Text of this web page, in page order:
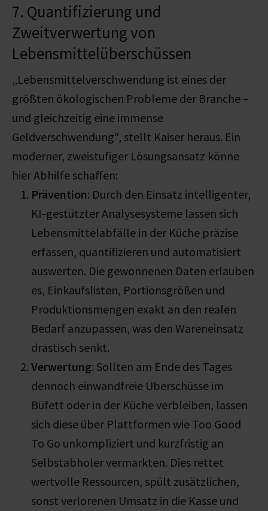
7. Quantifizierung und
Zweitverwertung von
Lebensmittelüberschüssen
„Lebensmittelverschwendung ist eines der
größten ökologischen Probleme der Branche –
und gleichzeitig eine immense
Geldverschwendung“, stellt Kaiser heraus. Ein
moderner, zweistufiger Lösungsansatz könne
hier Abhilfe schaffen:
Prävention: Durch den Einsatz intelligenter,
KI-gestützter Analysesysteme lassen sich
Lebensmittelabfälle in der Küche präzise
erfassen, quantifizieren und automatisiert
auswerten. Die gewonnenen Daten erlauben
es, Einkaufslisten, Portionsgrößen und
Produktionsmengen exakt an den realen
Bedarf anzupassen, was den Wareneinsatz
drastisch senkt.
Verwertung: Sollten am Ende des Tages
dennoch einwandfreie Überschüsse im
Büfett oder in der Küche verbleiben, lassen
sich diese über Plattformen wie Too Good
To Go unkompliziert und kurzfristig an
Selbstabholer vermarkten. Dies rettet
wertvolle Ressourcen, spült zusätzlichen,
sonst verlorenen Umsatz in die Kasse und